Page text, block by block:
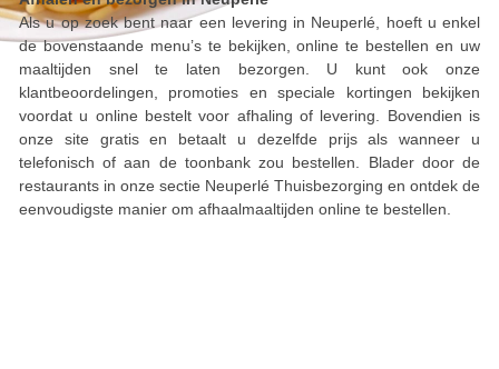
Als u op zoek bent naar een levering in Neuperlé, hoeft u enkel
de bovenstaande menu’s te bekijken, online te bestellen en uw
maaltijden snel te laten bezorgen. U kunt ook onze
klantbeoordelingen, promoties en speciale kortingen bekijken
voordat u online bestelt voor afhaling of levering. Bovendien is
onze site gratis en betaalt u dezelfde prijs als wanneer u
telefonisch of aan de toonbank zou bestellen. Blader door de
restaurants in onze sectie Neuperlé Thuisbezorging en ontdek de
eenvoudigste manier om afhaalmaaltijden online te bestellen.